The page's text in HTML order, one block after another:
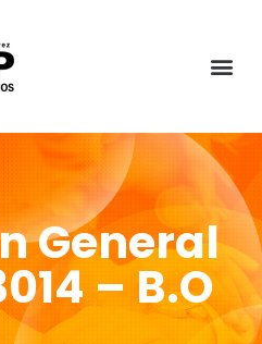
General
– B.O